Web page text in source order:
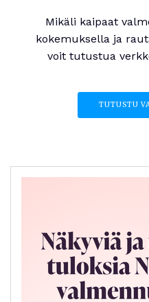
Mikäli kaipaat
kokemuksella ja
voit tutustua
TUTUSTU